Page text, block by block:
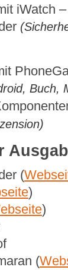
iWatch
Buch,
(
)
)
(